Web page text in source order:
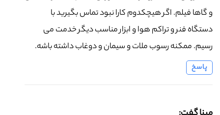
و گاها فیلم. اگر هیچکدوم کارا نبود تماس بگیرید با
دستگاه فنر و تراکم هوا و ابزار مناسب دیگر خدمت می
رسیم. ممکنه رسوب ملات و سیمان و دوغاب داشته باشه.
پاسخ